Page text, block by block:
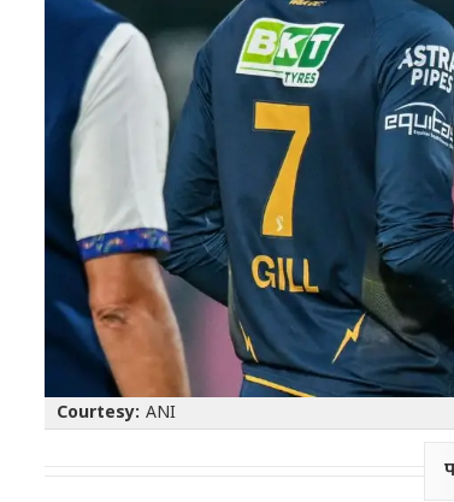
Courtesy: ANI